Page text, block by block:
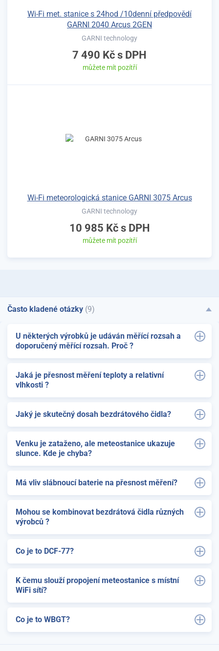
Wi-Fi met. stanice s 24hod /10denní předpovědí
GARNI 2040 Arcus 2GEN
GARNI technology
7 490 Kč s DPH
můžete mít pozítří
Wi-Fi meteorologická stanice GARNI 3075 Arcus
GARNI technology
10 985 Kč s DPH
můžete mít pozítří
Často kladené otázky (9)
U některých výrobků je udáván měřící rozsah a
doporučený měřící rozsah. Proč ?
Jaká je přesnost měření teploty a relativní
vlhkosti ?
Jaký je skutečný dosah bezdrátového čidla?
Venku je zataženo, ale meteostanice ukazuje
slunce. Kde je chyba?
Má vliv slábnoucí baterie na přesnost měření?
Mohou se kombinovat bezdrátová čidla různých
výrobců ?
Co je to DCF-77?
K čemu slouží propojení meteostanice s místní
WiFi sítí?
Co je to WBGT?